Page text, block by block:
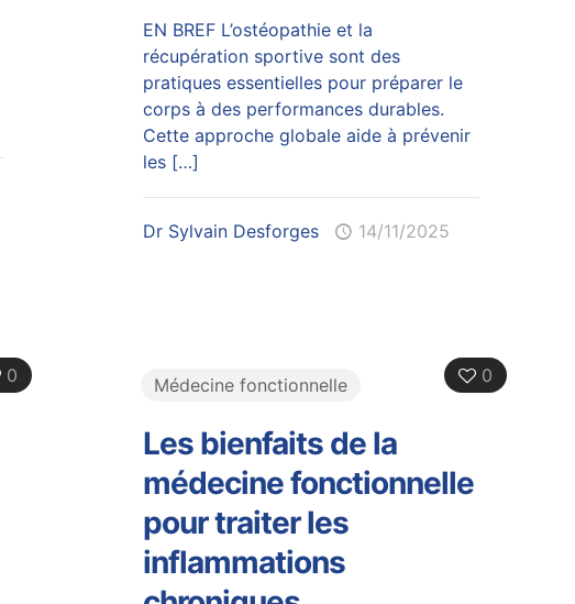
EN BREF L’ostéopathie et la
récupération sportive sont des
pratiques essentielles pour préparer le
corps à des performances durables.
Cette approche globale aide à prévenir
les[…]
Dr Sylvain Desforges 14/11/2025
0 0
Médecine fonctionnelle
Les bienfaits de la
médecine fonctionnelle
pour traiter les
inflammations